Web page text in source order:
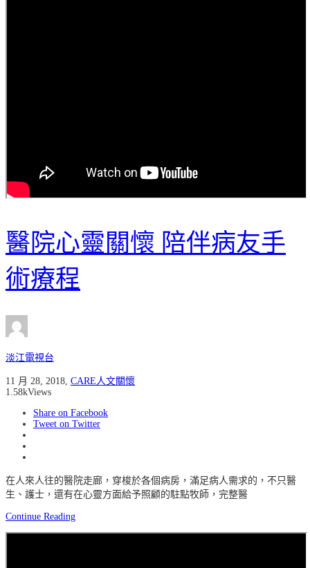
醫院心靈關懷 陪伴病友手
術療程
淡江電視台
11 月 28, 2018 CARE人文關懷
1.58kViews
Share on Facebook
Tweet on Twitter
在人來人往的醫院走廊，穿梭於各個病房，滿足病人需求的，不只醫
生、護士，還有在心靈方面給予照顧的駐點牧師，完整醫
Continue Reading